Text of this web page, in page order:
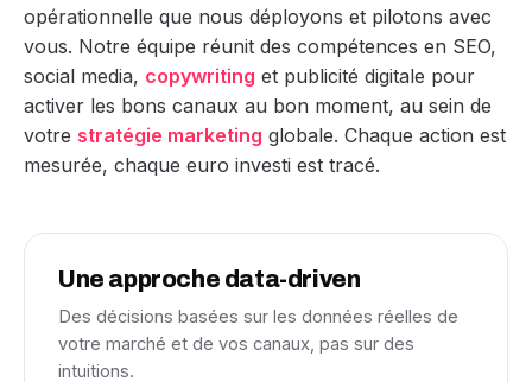
opérationnelle que nous déployons et pilotons avec
vous. Notre équipe réunit des compétences en SEO,
social media, copywriting et publicité digitale pour
activer les bons canaux au bon moment, au sein de
votre stratégie marketing globale. Chaque action est
mesurée, chaque euro investi est tracé.
Une approche data-driven
Des décisions basées sur les données réelles de
votre marché et de vos canaux, pas sur des
intuitions.